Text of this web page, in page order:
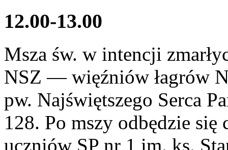
12.00-13.00
Msza św. w intencji
NSZ — więźniów łagrów
pw. Najświętszego Serca
128. Po mszy odbędzie
uczniów SP nr 1 im. ks.